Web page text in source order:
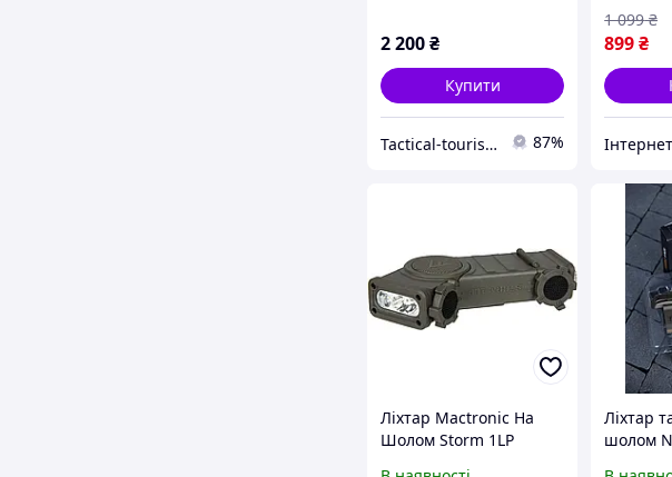
2 200₴
Купити
Tactical-tourist.shop 87%
899₴
1 099 ₴
Ліхтар Mactronic На
Шолом Storm 1LP
Ліхтар
шолом